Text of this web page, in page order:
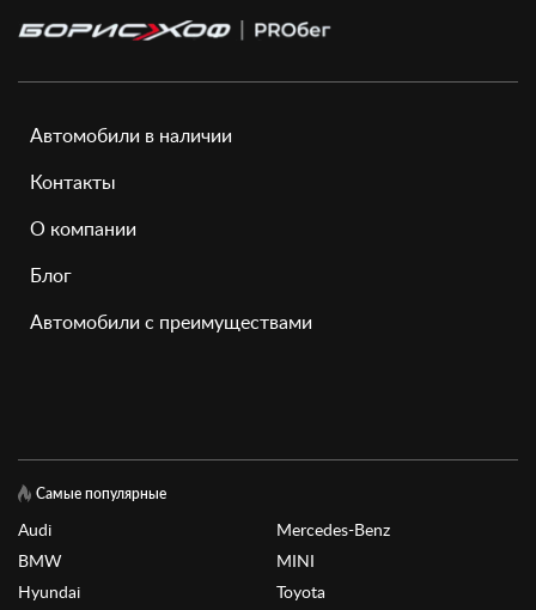
Автомобили в наличии
Контакты
О компании
Блог
Автомобили с преимуществами
Самые популярные
Audi
BMW
Hyundai
Mercedes-Benz
MINI
Toyota